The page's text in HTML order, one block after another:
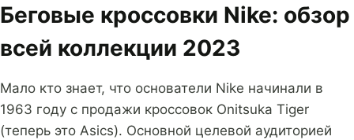
Беговые кроссовки Nike: обзор
всей коллекции 2023
Мало кто знает, что основатели Nike начинали в
1963 году с продажи кроссовок Onitsuka Tiger
(теперь это Asics). Основной целевой аудиторией